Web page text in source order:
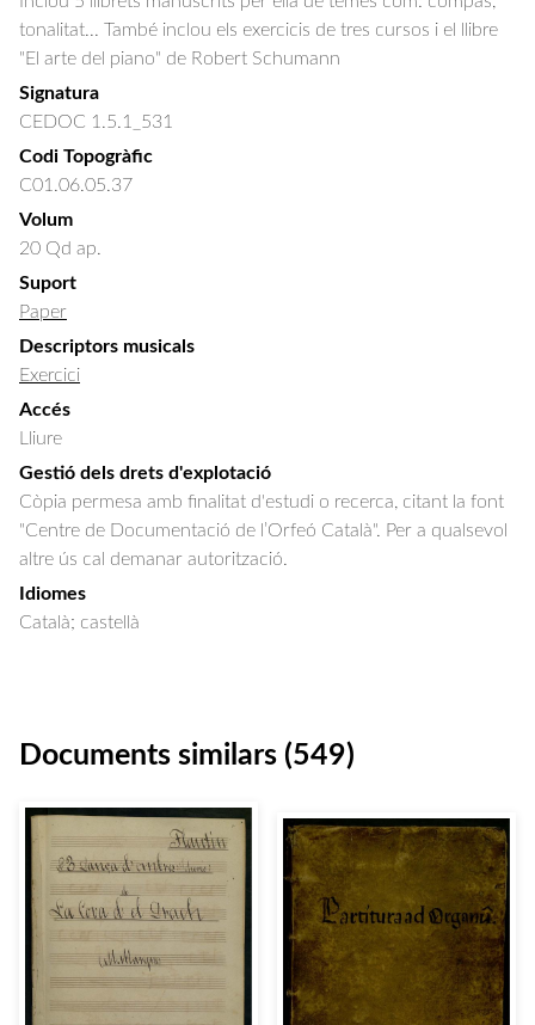
tonalitat... També inclou els exercicis de tres cursos i el llibre
"El arte del piano" de Robert Schumann
Signatura
CEDOC 1.5.1_531
Codi Topogràfic
C01.06.05.37
Volum
20 Qd ap.
Suport
Paper
Descriptors musicals
Exercici
Accés
Lliure
Gestió dels drets d'explotació
Còpia permesa amb finalitat d'estudi o recerca, citant la font
"Centre de Documentació de l’Orfeó Català". Per a qualsevol
altre ús cal demanar autorització.
Idiomes
Català; castellà
Documents similars (549)